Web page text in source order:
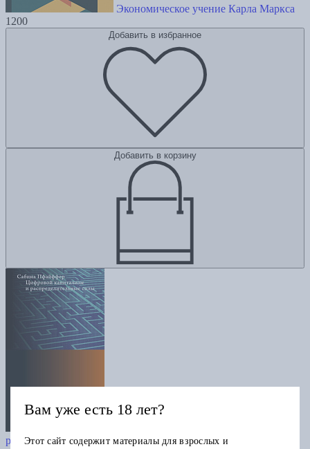
Экономическое учение Карла Маркса
1200
Добавить в избранное
Добавить в корзину
распределительные силы
Вам уже есть 18 лет?
Этот сайт содержит материалы для взрослых и